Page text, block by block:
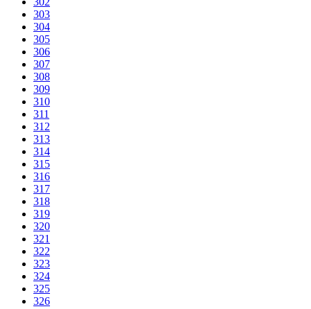
303
304
305
306
307
308
309
310
311
312
313
314
315
316
317
318
319
320
321
322
323
324
325
326